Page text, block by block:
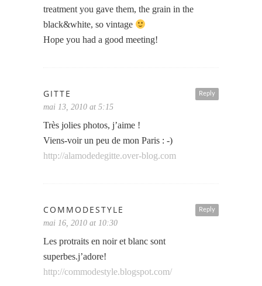
treatment you gave them, the grain in the
black&white, so vintage
Hope you had a good meeting!
Reply
GITTE
mai 13, 2010 at 5:15
Très jolies photos, j’aime !
Viens-voir un peu de mon Paris : -)
http://alamodedegitte.over-blog.com
Reply
COMMODESTYLE
mai 16, 2010 at 10:30
Les protraits en noir et blanc sont
superbes.j’adore!
http://commodestyle.blogspot.com/